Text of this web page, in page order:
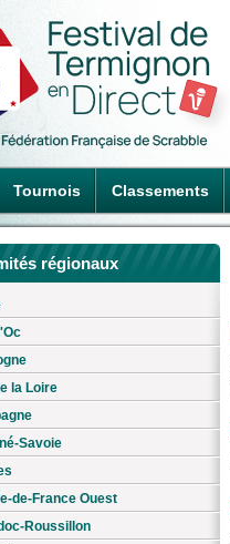
Tournois Classements
régionaux
la Loire
Savoie
de-France Ouest
Roussillon